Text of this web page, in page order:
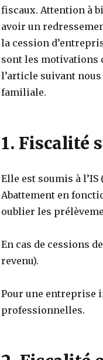
fiscaux. Attention à
avoir un
la cession
sont les motivations
l’article suivant
familiale.
1. Fiscalité
Elle est soumis à
Abattement en
oublier les
En cas de cessions
revenu).
Pour une entreprise
professionnelles.